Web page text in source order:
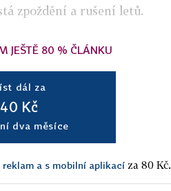
zpoždění a rušení letů.
JEŠTĚ 80 % ČLÁNKU
dál za
40 Kč
dva měsíce
reklam a s mobilní aplikací za 80 Kč.